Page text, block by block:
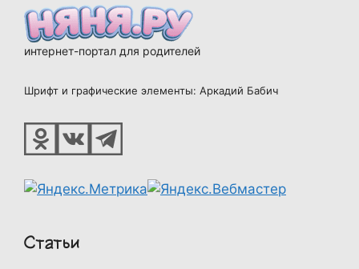
интернет-портал для родителей
Шрифт и графические элементы: Аркадий Бабич
Статьи